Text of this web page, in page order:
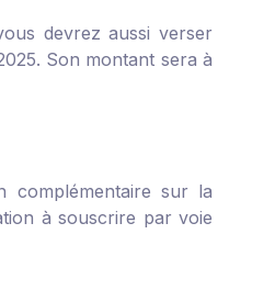
devrez aussi verser
Son montant sera à
complémentaire sur la
à souscrire par voie